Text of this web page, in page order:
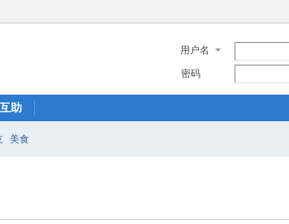
用户名
密码
助
美食